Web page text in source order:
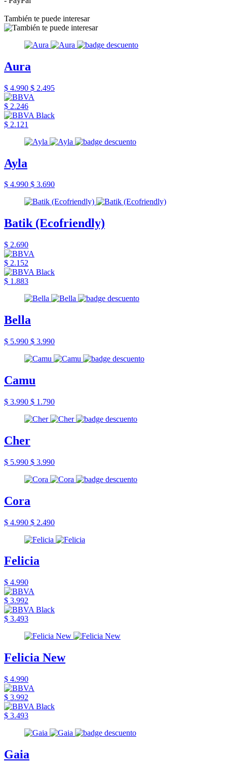
También te puede interesar
Aura
$ 4.990 $ 2.495
$ 2.246
$ 2.121
Ayla
$ 4.990 $ 3.690
Batik (Ecofriendly)
$ 2.690
$ 2.152
$ 1.883
Bella
$ 5.990 $ 3.990
Camu
$ 3.990 $ 1.790
Cher
$ 5.990 $ 3.990
Cora
$ 4.990 $ 2.490
Felicia
$ 4.990
$ 3.992
$ 3.493
Felicia New
$ 4.990
$ 3.992
$ 3.493
Gaia